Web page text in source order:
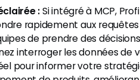
:Si intégré à MCP,
rapidement aux
de prendre des
interroger les données de
pour informer votre